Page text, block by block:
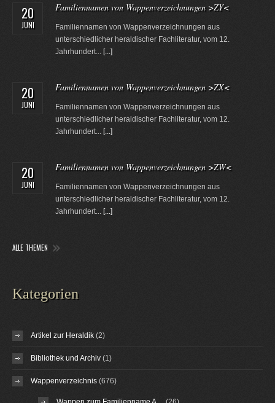
20
JUNI
Familiennamen von Wappenverzeichnungen >ZY<
Familiennamen von Wappenverzeichnungen aus
unterschiedlicher heraldischer Fachliteratur, vom 12.
Jahrhundert... [...]
20
JUNI
Familiennamen von Wappenverzeichnungen >ZX<
Familiennamen von Wappenverzeichnungen aus
unterschiedlicher heraldischer Fachliteratur, vom 12.
Jahrhundert... [...]
20
JUNI
Familiennamen von Wappenverzeichnungen >ZW<
Familiennamen von Wappenverzeichnungen aus
unterschiedlicher heraldischer Fachliteratur, vom 12.
Jahrhundert... [...]
ALLE THEMEN
Kategorien
Artikel zur Heraldik (2)
Bibliothek und Archiv (1)
Wappenverzeichnis (676)